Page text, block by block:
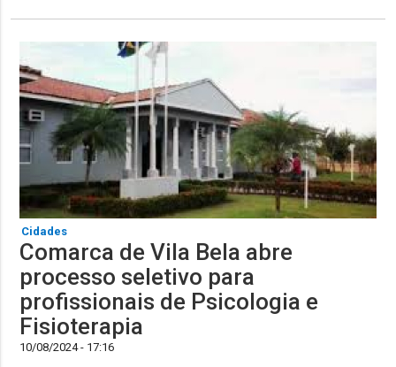
Cidades
Comarca de Vila Bela abre
processo seletivo para
profissionais de Psicologia e
Fisioterapia
10/08/2024 - 17:16